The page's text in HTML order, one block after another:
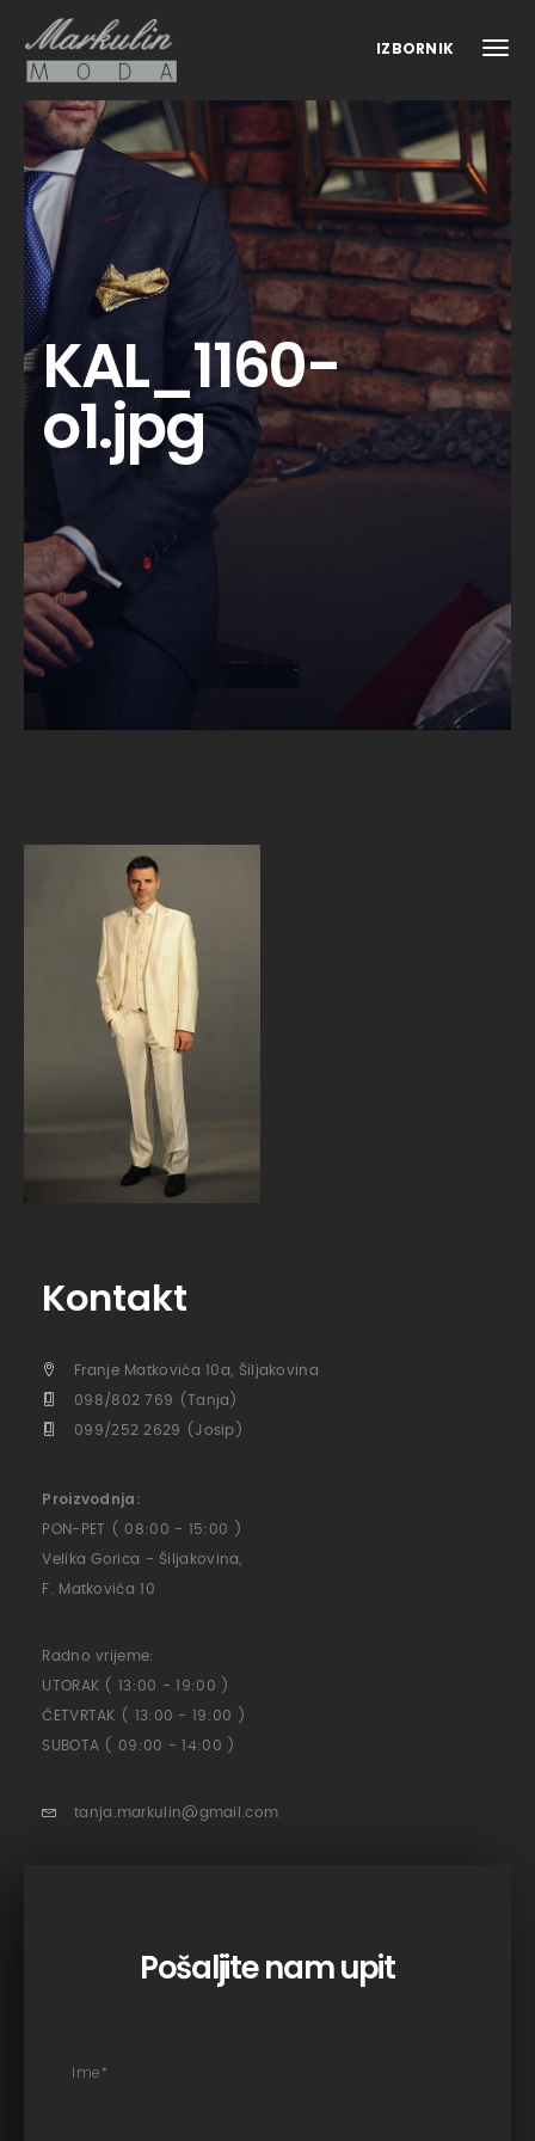
IZBORNIK
KAL_1160-
o1.jpg
Kontakt
Franje Matkovića 10a, Šiljakovina
098/802 769 (Tanja)
099/252 2629 (Josip)
Proizvodnja:
PON-PET ( 08:00 - 15:00 )
Velika Gorica - Šiljakovina,
F. Matkovića 10
Radno vrijeme:
UTORAK ( 13:00 - 19:00 )
ČETVRTAK ( 13:00 - 19:00 )
SUBOTA ( 09:00 - 14:00 )
tanja.markulin@gmail.com
Pošaljite nam upit
Ime*